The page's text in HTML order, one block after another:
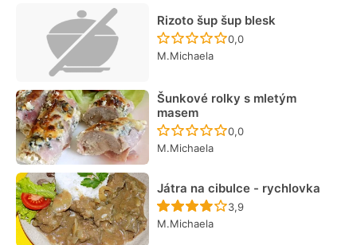
Rizoto šup šup blesk
Recept ještě nebyl
0,0
M.Michaela
Šunkové rolky s mletým
masem
Recept ještě nebyl
0,0
M.Michaela
Játra na cibulce - rychlovka
Recept ještě nebyl
3,9
M.Michaela